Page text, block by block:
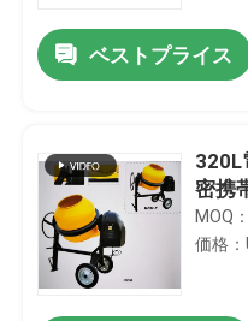
ホーム
製品
ベストプライス
320L
密携
MOQ
価格